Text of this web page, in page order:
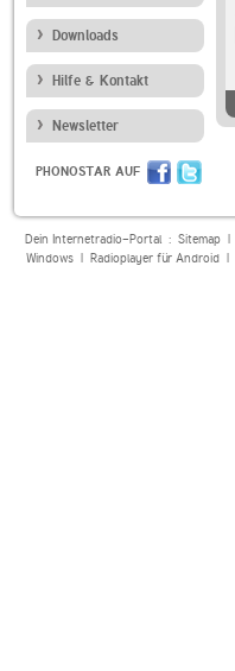
Downloads
Hilfe & Kontakt
Newsletter
PHONOSTAR AUF
Dein Internetradio-Portal : Sitemap|
Windows| Radioplayer für Android|